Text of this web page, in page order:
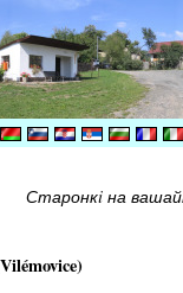
Старонкi на